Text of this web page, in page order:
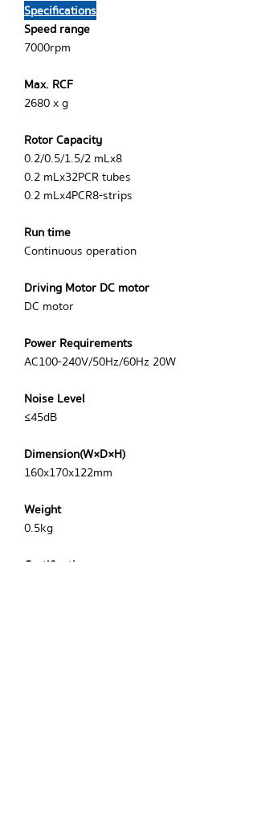
Specifications
Speed range
7000rpm
Max. RCF
2680 x g
Rotor Capacity
0.2/0.5/1.5/2 mLx8
0.2 mLx32PCR tubes
0.2 mLx4PCR8-strips
Run time
Continuous operation
Driving Motor DC motor
DC motor
Power Requirements
AC100-240V/50Hz/60Hz 20W
Noise Level
≤45dB
Dimension(W×D×H)
160x170x122mm
Weight
0.5kg
Certification